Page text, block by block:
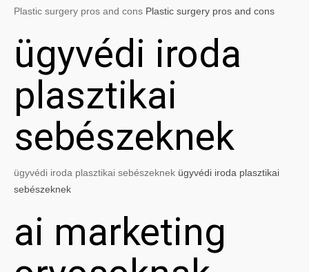
Plastic surgery pros and cons Plastic surgery pros and cons
ügyvédi iroda
plasztikai
sebészeknek
ügyvédi iroda plasztikai sebészeknek ügyvédi iroda plasztikai
sebészeknek
ai marketing